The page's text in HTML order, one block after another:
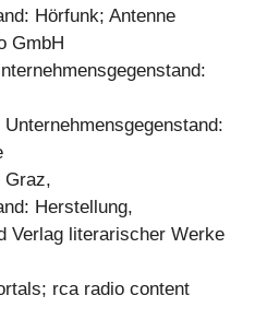
Hörfunk; Antenne
GmbH
Graz,
Herstellung,
Verlag literarischer Werke
rca radio content